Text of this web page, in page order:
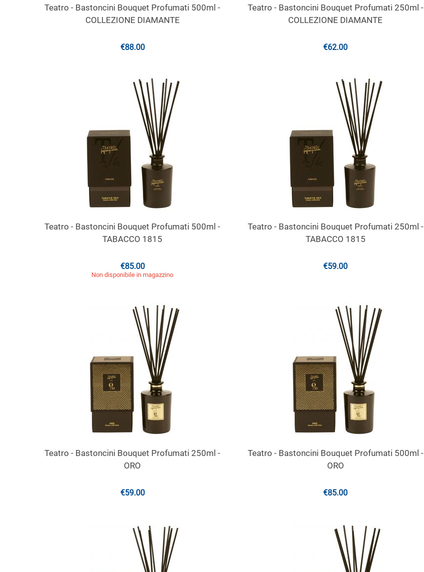
Teatro - Bastoncini Bouquet Profumati 500ml -
COLLEZIONE DIAMANTE
€88.00
Teatro - Bastoncini Bouquet Profumati 250ml -
COLLEZIONE DIAMANTE
€62.00
Teatro - Bastoncini Bouquet Profumati 500ml -
TABACCO 1815
€85.00
Non disponibile in magazzino
Teatro - Bastoncini Bouquet Profumati 250ml -
TABACCO 1815
€59.00
Teatro - Bastoncini Bouquet Profumati 250ml -
ORO
€59.00
Teatro - Bastoncini Bouquet Profumati 500ml -
ORO
€85.00